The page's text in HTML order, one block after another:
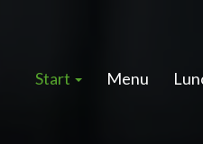
Start Menu